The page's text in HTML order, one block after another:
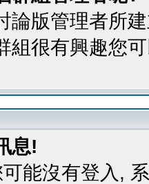
論版管理者所
組很有興趣您
息!
能沒有登入,